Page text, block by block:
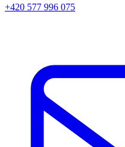
+420 577 996 075